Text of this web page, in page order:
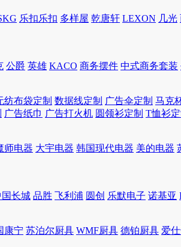
乐扣乐扣 多样屋 乾唐轩 LEXON 几光
公爵 英雄 KACO 商务摆件 中式商务套装
纺布袋定制 数据线定制 广告伞定制 马克
广告纸巾 广告打火机 圆领衫定制 T恤衫定
师电器 大宇电器 韩国现代电器 美的电器
国长城 品胜 飞利浦 圆创 乐默电子 诺基亚
康宁 苏泊尔厨具 WMF厨具 德铂厨具 爱